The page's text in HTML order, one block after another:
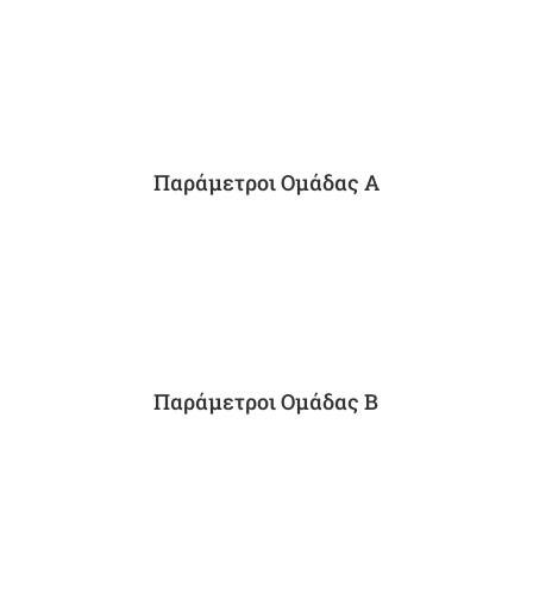
Παράμετροι Ομάδας Α
Παράμετροι Ομάδας B